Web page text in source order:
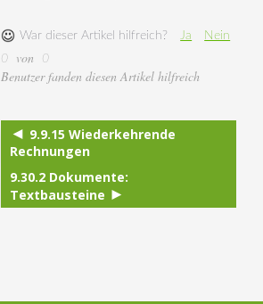
War dieser Artikel hilfreich? Ja
Nein
0
von 0
Benutzer fanden diesen Artikel hilfreich
9.9.15 Wiederkehrende
Rechnungen
9.30.2 Dokumente:
Textbausteine